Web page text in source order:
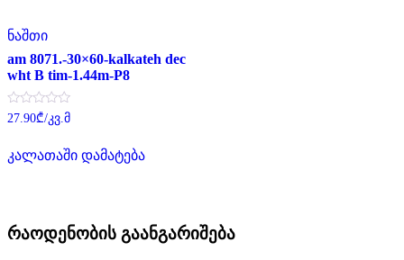
ნაშთი
am 8071.-30×60-kalkateh dec
wht B tim-1.44m-P8
შეფასება
0
5-
დან
27.90₾/კვ.მ
კალათაში დამატება
რაოდენობის გაანგარიშება